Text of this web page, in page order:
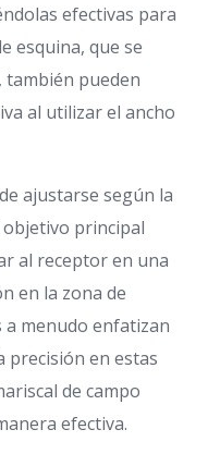
efectivas para
esquina, que se
también pueden
al utilizar el ancho
ajustarse según la
principal
al receptor en una
en la zona de
menudo enfatizan
precisión en estas
de campo
efectiva.